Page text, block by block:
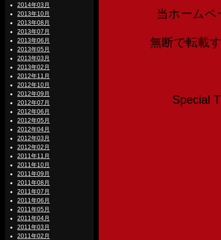
2014年03月
2013年10月
2013年08月
2013年07月
2013年06月
2013年05月
2013年03月
2013年02月
2012年11月
2012年10月
2012年09月
2012年07月
2012年06月
2012年05月
2012年04月
2012年03月
2012年02月
2011年11月
2011年10月
2011年09月
2011年08月
2011年07月
2011年06月
2011年05月
2011年04月
2011年03月
2011年02月
当ホーム
無断で転載
Special